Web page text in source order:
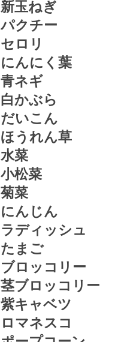
新玉ねぎ
パクチー
セロリ
にんにく葉
青ネギ
白かぶら
だいこん
ほうれん草
水菜
小松菜
菊菜
にんじん
ラディッシュ
たまご
ブロッコリー
茎ブロッコリー
紫キャベツ
ロマネスコ